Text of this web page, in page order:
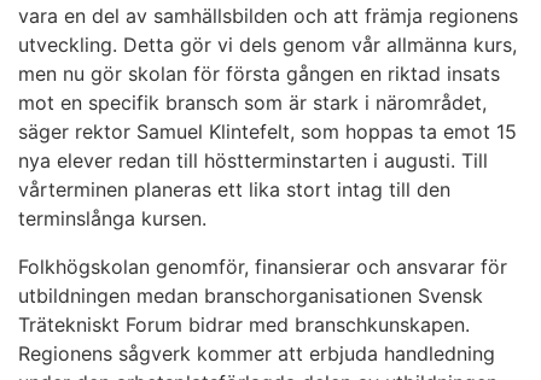
vara en del av samhällsbilden och att främja regionens
utveckling. Detta gör vi dels genom vår allmänna kurs,
men nu gör skolan för första gången en riktad insats
mot en specifik bransch som är stark i närområdet,
säger rektor Samuel Klintefelt, som hoppas ta emot 15
nya elever redan till höstterminstarten i augusti. Till
vårterminen planeras ett lika stort intag till den
terminslånga kursen.
Folkhögskolan genomför, finansierar och ansvarar för
utbildningen medan branschorganisationen Svensk
Trätekniskt Forum bidrar med branschkunskapen.
Regionens sågverk kommer att erbjuda handledning